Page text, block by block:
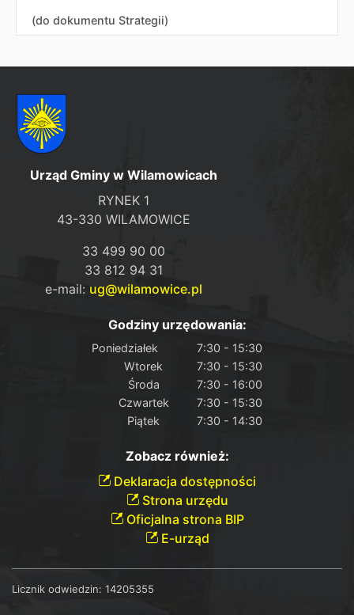
(do dokumentu Strategii)
Urząd Gminy w Wilamowicach
RYNEK 1
43-330 WILAMOWICE
33 499 90 00
33 812 94 31
e-mail: ug@wilamowice.pl
Godziny urzędowania:
Poniedziałek
7:30 - 15:30
Wtorek
7:30 - 15:30
Środa
7:30 - 16:00
Czwartek
7:30 - 15:30
Piątek
7:30 - 14:30
Zobacz również:
Deklaracja dostępności
Strona urzędu
Oficjalna strona BIP
E-urząd
Licznik odwiedzin: 14205355